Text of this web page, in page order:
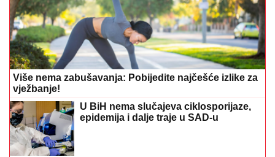
Više nema zabušavanja: Pobijedite najčešće izlike za
vježbanje!
U BiH nema slučajeva ciklosporijaze,
epidemija i dalje traje u SAD-u